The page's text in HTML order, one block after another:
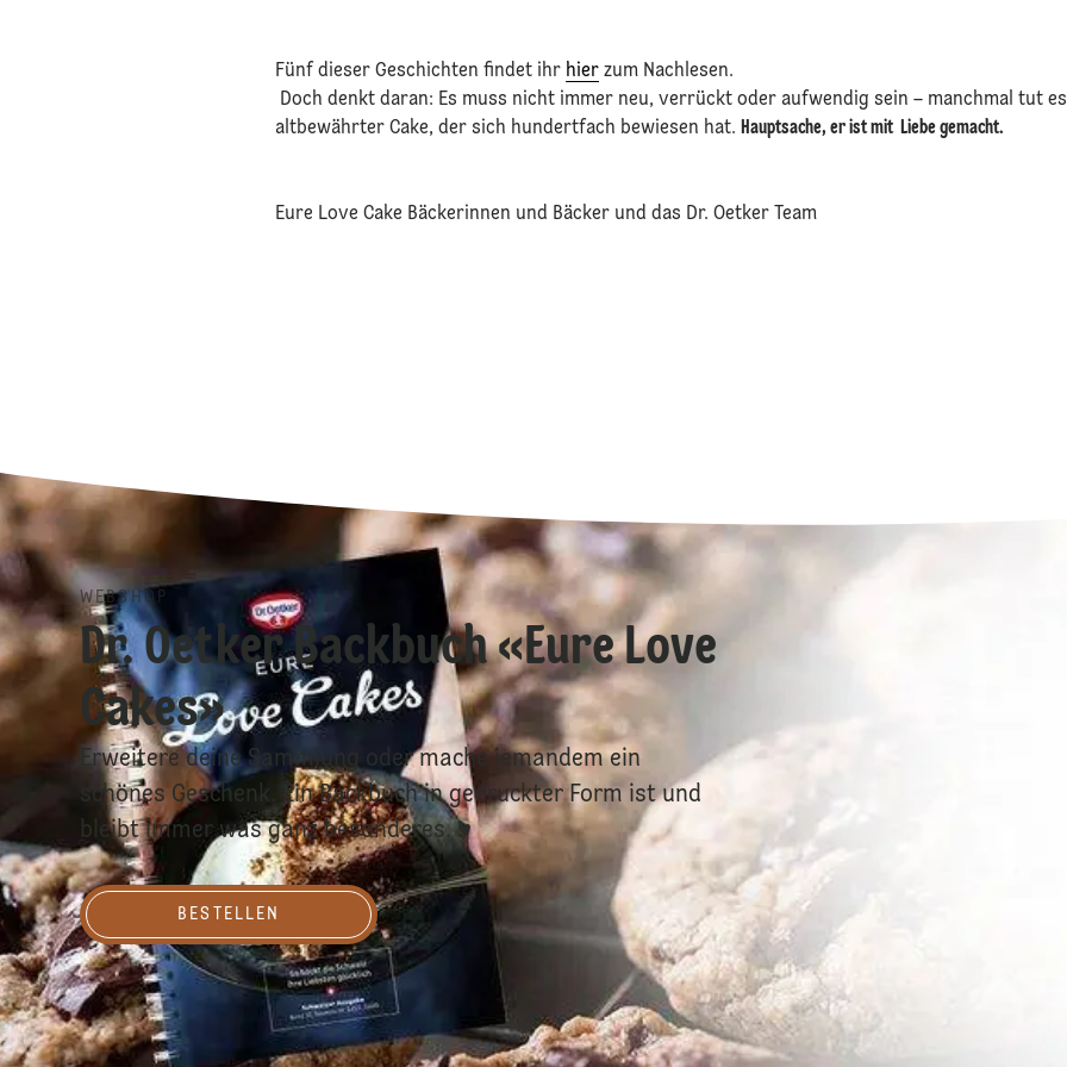
Fünf dieser Geschichten findet ihr hierzum Nachlesen.
Doch denkt daran: Es muss nicht immer neu, verrückt oder aufwendig sein – manchmal tut
altbewährter Cake, der sich hundertfach bewiesen hat. Hauptsache, er ist mit Liebe gemacht.
Eure Love Cake Bäckerinnen und Bäcker und das Dr. Oetker Team
WEBSHOP
Dr. Oetker Backbuch «Eure Love
Cakes»
Erweitere deine Sammlung oder mache jemandem ein
schönes Geschenk. Ein Backbuch in gedruckter Form ist und
bleibt immer was ganz besonderes. ♥
Bestellen
BESTELLEN